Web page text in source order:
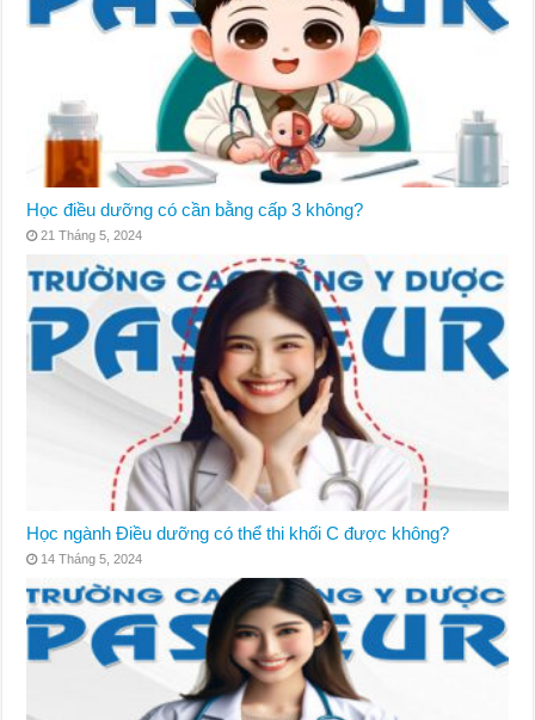
Học điều dưỡng có cần bằng cấp 3 không?
21 Tháng 5, 2024
Học ngành Điều dưỡng có thể thi khối C được không?
14 Tháng 5, 2024